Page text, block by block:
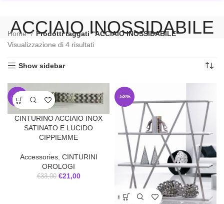
ACCIAIO INOSSIDABILE
Home
Prodotti taggati “ACCIAIO INOSSIDABILE”
Visualizzazione di 4 risultati
Show sidebar
-36%
CINTURINO ACCIAIO INOX
SATINATO E LUCIDO
CIPPIEMME
Accessories, CINTURINI
OROLOGI
€33,00 €21,00
-53%